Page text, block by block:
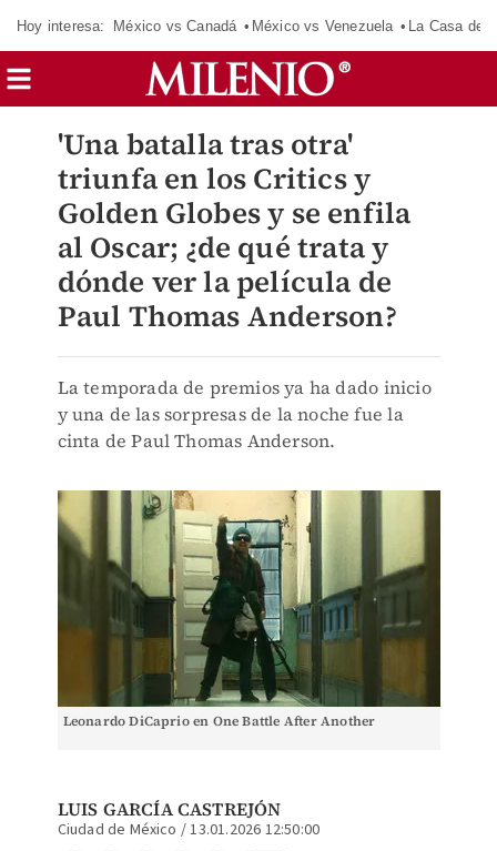
Hoy interesa: México vs Canadá México vs Venezuela La Casa de
'Una batalla tras otra'
triunfa en los Critics y
Golden Globes y se enfila
al Oscar; ¿de qué trata y
dónde ver la película de
Paul Thomas Anderson?
La temporada de premios ya ha dado inicio
y una de las sorpresas de la noche fue la
cinta de Paul Thomas Anderson.
Leonardo DiCaprio en One Battle After Another
LUIS GARCÍA CASTREJÓN
Ciudad de México /13.01.2026 12:50:00